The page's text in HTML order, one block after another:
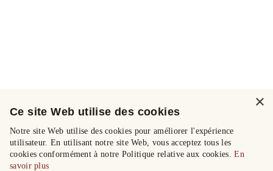
×
Ce site Web utilise des cookies
Notre site Web utilise des cookies pour améliorer l'expérience
utilisateur. En utilisant notre site Web, vous acceptez tous les
cookies conformément à notre Politique relative aux cookies.En
savoir plus